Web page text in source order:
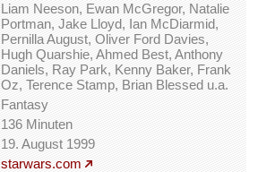
Liam Neeson, Ewan McGregor, Natalie
Portman, Jake Lloyd, Ian McDiarmid,
Pernilla August, Oliver Ford Davies,
Hugh Quarshie, Ahmed Best, Anthony
Daniels, Ray Park, Kenny Baker, Frank
Oz, Terence Stamp, Brian Blessed u.a.
Fantasy
136 Minuten
19. August 1999
starwars.com